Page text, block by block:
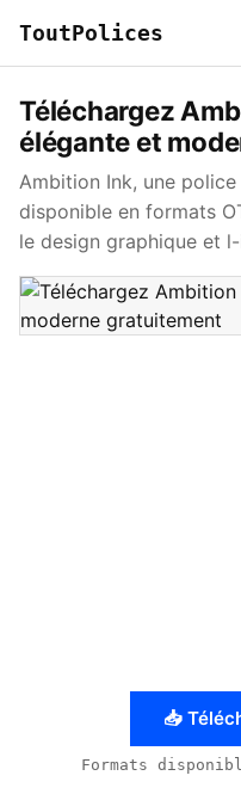
ToutPolices
Téléchargez
élégante et
Ambition Ink, une
disponible en formats
le design graphique et
📥
Formats